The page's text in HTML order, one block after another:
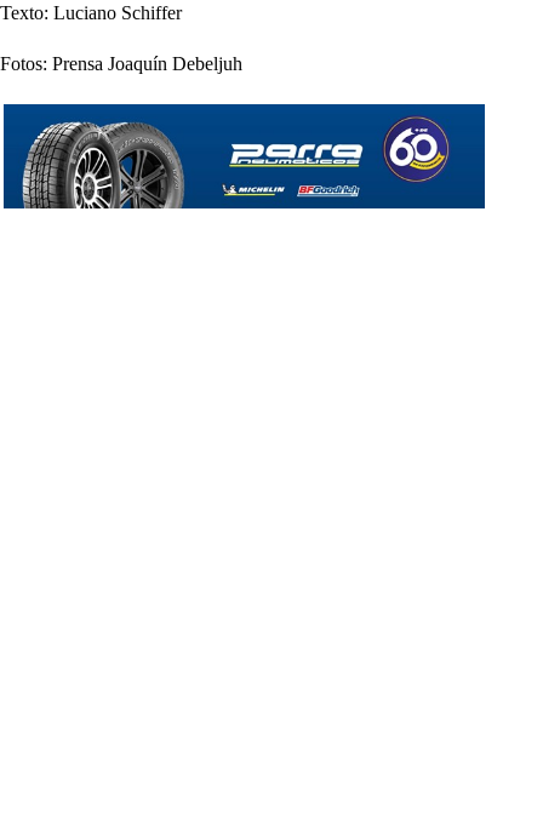
Texto: Luciano Schiffer
Fotos: Prensa Joaquín Debeljuh